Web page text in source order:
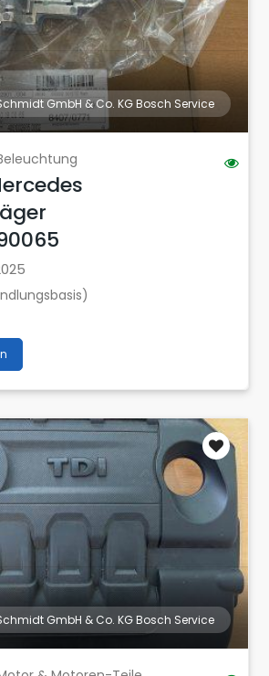
GmbH & Co. KG Bosch Service
GmbH & Co. KG Bosch Service